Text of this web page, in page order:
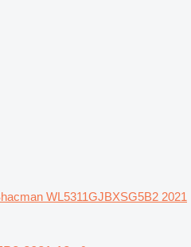
WL5311GJBXSG5B2 2021